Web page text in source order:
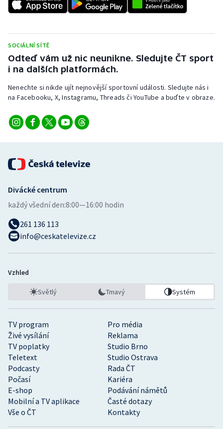
SOCIÁLNÍ SÍTĚ
Odteď vám už nic neunikne. Sledujte ČT sport
i na dalších platformách.
Nenechte si nikde ujít nejnovější sportovní události. Sledujte nás i
na Facebooku, X, Instagramu, Threads či YouTube a buďte v obraze.
TV program
Pro média
Živé vysílání
Reklama
TV poplatky
Studio Brno
Teletext
Studio Ostrava
Podcasty
Rada ČT
Počasí
Kariéra
E-shop
Podávání námětů
Mobilní a TV aplikace
Časté dotazy
Vše o ČT
Kontakty
Divácké centrum
každý všední den:8:00—16:00 hodin
261 136 113
info@ceskatelevize.cz
Vzhled
Světlý Tmavý Systém